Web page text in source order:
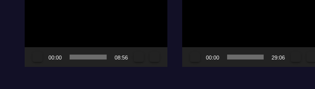
00:00 08:56 00:00 29:06